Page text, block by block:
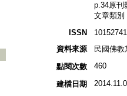
p.34原刊
文章類別
ISSN
資料來源
民國佛
點閱次數
460
建檔日期